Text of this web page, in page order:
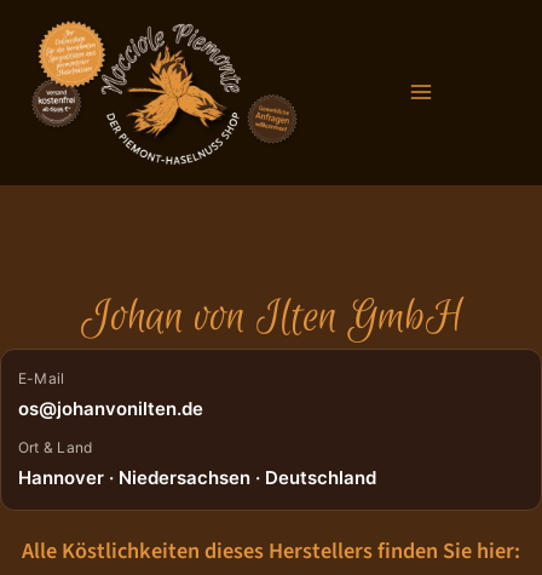
Inhalt
springen
Johan von Ilten GmbH
E-Mail
os@johanvonilten.de
Ort & Land
Hannover · Niedersachsen · Deutschland
Alle Köstlichkeiten dieses Herstellers finden Sie hier: